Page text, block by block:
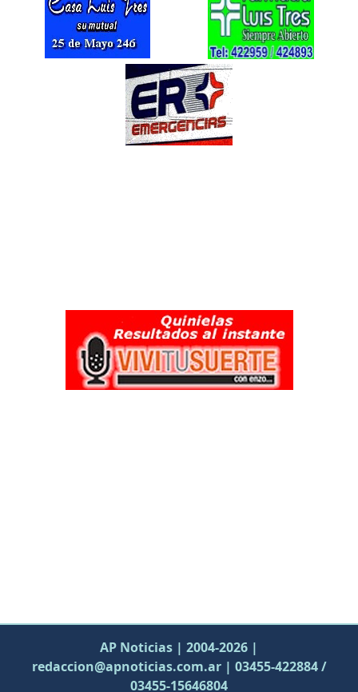
AP Noticias | 2004-2026 |
redaccion@apnoticias.com.ar | 03455-422884 /
03455-15646804